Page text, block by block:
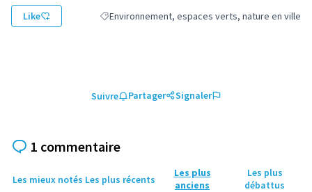
Like Filtrer les résultats de la catégorie :
Environnement, espaces verts, nature en ville
Suivre Partager Signaler
1 commentaire
Les mieux notés Les plus récents
Les plus
anciens
Les plus
débattus